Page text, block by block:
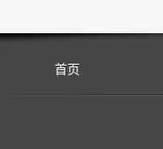
首页